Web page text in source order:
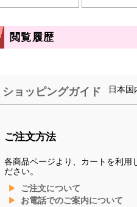
閲覧履歴
ショッピングガイド 日本
ご注文方法
各商品ページより、カートを利用
ださい。
ご注文について
お電話でのご案内について